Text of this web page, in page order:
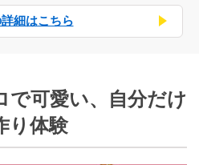
細はこちら
で可愛い、自分だけ
り体験